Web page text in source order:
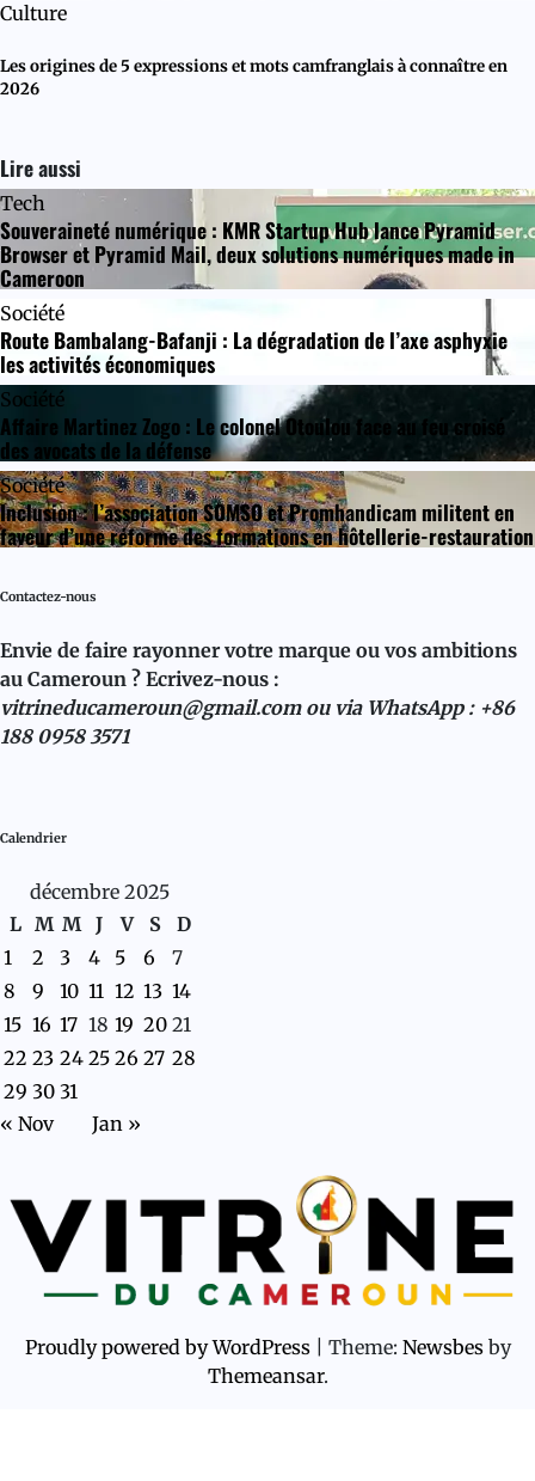
Culture
Les origines de 5 expressions et mots camfranglais à connaître en
2026
Lire aussi
Tech
Souveraineté numérique : KMR Startup Hub lance Pyramid
Browser et Pyramid Mail, deux solutions numériques made in
Cameroon
Société
Route Bambalang-Bafanji : La dégradation de l’axe asphyxie
les activités économiques
Société
Affaire Martinez Zogo : Le colonel Otoulou face au feu croisé
des avocats de la défense
Société
Inclusion : l’association SOMSO et Promhandicam militent en
faveur d’une réforme des formations en hôtellerie-restauration
Contactez-nous
Envie de faire rayonner votre marque ou vos ambitions
au Cameroun ? Ecrivez-nous :
vitrineducameroun@gmail.com ou via WhatsApp : +86
188 0958 3571
Calendrier
décembre 2025
L M M J V S
D
1
2 3 4 5 6
7
8
9 10 11 12 13 14
15 16 17 18 19 20 21
22 23 24 25 26 27 28
29 30 31
« Nov
Jan »
Proudly powered by WordPress Theme: Newsbesby
Themeansar.